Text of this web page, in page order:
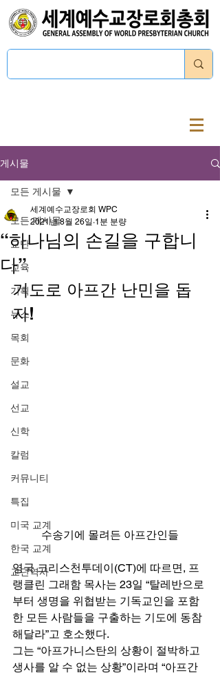
게시물
모든 게시물
교단
교육
기획
뉴스
목회
문화
설교
선교
신학
칼럼
커뮤니티
특집
미국 교계
한국 교계
교단역사
모든 게시물
“하나님의 손길을 구합니
다”
세계예수교장로회 WPC
2021년 8월 26일 1분 분량
기도로 아프간 난민을 돕
자!
수송기에 몰려든 아프간인들
영국 크리스천투데이(CT)에 따르면, 프
랭클린 그래함 목사는 23일 “탈레반으로
부터 생명을 위협받는 기독교인을 포함
한 모든 사람들을 구출하는 기도에 동참
해달라”고 호소했다.
그는 “아프가니스탄의 상황이 절박하고
생사를 알 수 없는 상황”이라며 “아프간